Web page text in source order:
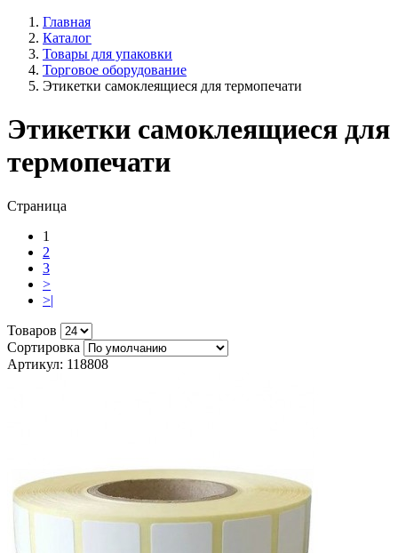
Главная
Каталог
Товары для упаковки
Торговое оборудование
Этикетки самоклеящиеся для термопечати
Этикетки самоклеящиеся для
термопечати
Страница
1
2
3
>
>|
Товаров
Сортировка
Артикул: 118808